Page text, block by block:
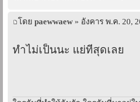
โดย paewwaew » อังคาร พ.ค. 20,
ทำไม่เป็นนะ แย่ที่สุดเลย